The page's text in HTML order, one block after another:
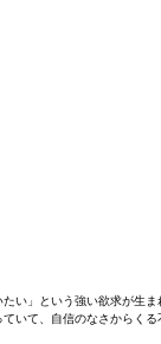
い」という強い欲求が生ま
いて、自信のなさからくる